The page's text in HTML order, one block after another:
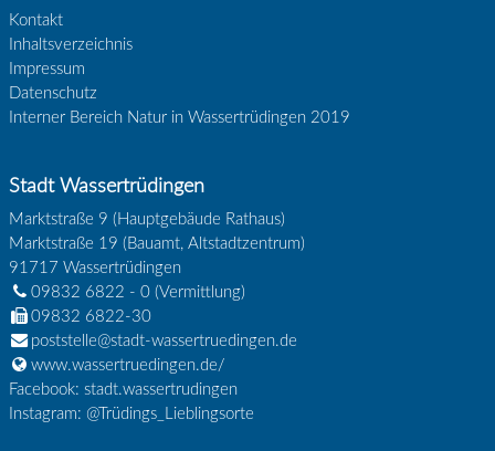
Kontakt
Inhaltsverzeichnis
Impressum
Datenschutz
Interner Bereich Natur in Wassertrüdingen 2019
Stadt Wassertrüdingen
Marktstraße 9 (Hauptgebäude Rathaus)
Marktstraße 19 (Bauamt, Altstadtzentrum)
91717 Wassertrüdingen
09832 6822 - 0(Vermittlung)
09832 6822-30
poststelle@stadt-wassertruedingen.de
www.wassertruedingen.de/
Facebook: stadt.wassertrudingen
Instagram: @Trüdings_Lieblingsorte